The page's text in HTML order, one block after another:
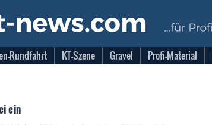
Rundfahrt KT-Szene Gravel Profi-Material
ein